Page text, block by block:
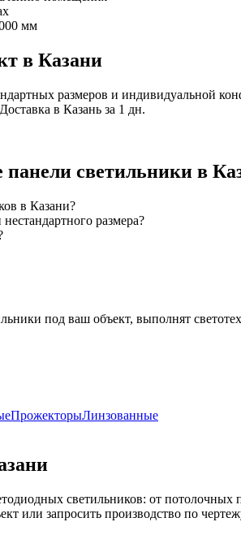
мм
в Казани
размеров и индивидуальной
в Казань за 1 дн.
панели светильники в
в Казани?
размера?
под ваш объект, выполнят
ПрожекторыЛинзованные
светильников: от
или запросить производство по